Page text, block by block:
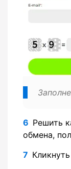
Решить
обмена,